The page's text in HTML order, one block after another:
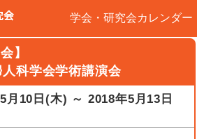
学会・研究会カレンダー
】
科学会学術講演会
月10日(木) ～ 2018年5月13日